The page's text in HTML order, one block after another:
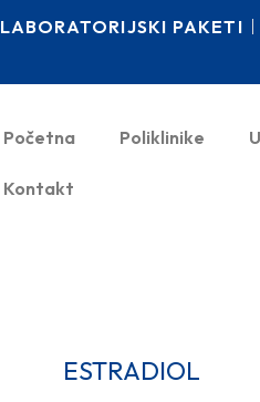
LABORATORIJSKI PAKETI
Početna Poliklinike
Kontakt
ESTRADIOL